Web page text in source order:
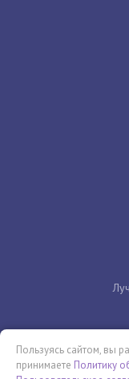
Пользуясь сайтом, вы
принимаете Политику